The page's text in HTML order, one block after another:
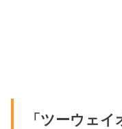
「ツーウェ